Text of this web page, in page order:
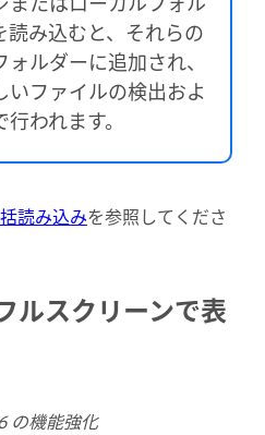
み込むと、それらの
ルダーに追加され、
ファイルの検出およ
われます。
読み込みを参照してくださ
ルスクリーンで表
の機能強化